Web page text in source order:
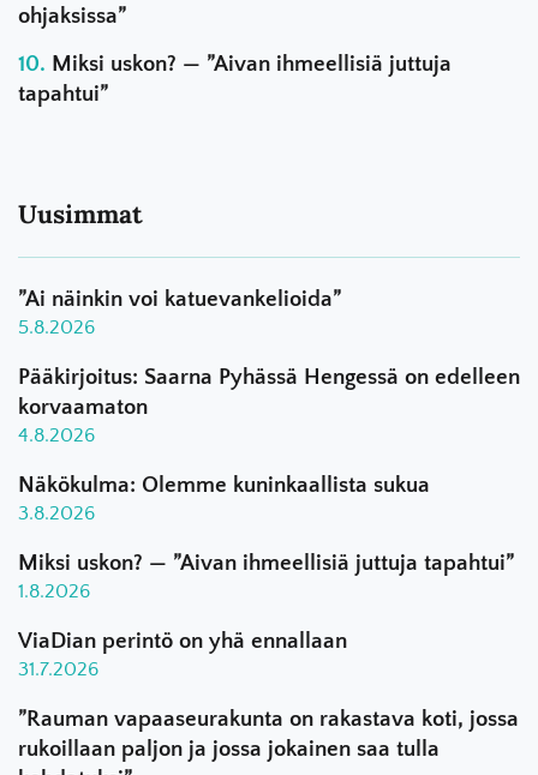
ohjaksissa”
Miksi uskon? — ”Aivan ihmeellisiä juttuja
tapahtui”
Uusimmat
”Ai näinkin voi katuevankelioida”
5.8.2026
Pääkirjoitus: Saarna Pyhässä Hengessä on edelleen
korvaamaton
4.8.2026
Näkökulma: Olemme kuninkaallista sukua
3.8.2026
Miksi uskon? — ”Aivan ihmeellisiä juttuja tapahtui”
1.8.2026
ViaDian perintö on yhä ennallaan
31.7.2026
”Rauman vapaaseurakunta on rakastava koti, jossa
rukoillaan paljon ja jossa jokainen saa tulla